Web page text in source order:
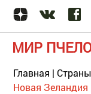
МИР
Главная |
Новая Зеландия